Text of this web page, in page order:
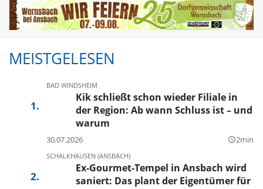
MEISTGELESEN
BAD WINDSHEIM
Kik schließt schon wieder Filiale in
der Region: Ab wann Schluss ist – und
warum
30.07.2026 query_builder2min
SCHALKHAUSEN (ANSBACH)
Ex-Gourmet-Tempel in Ansbach wird
saniert: Das plant der Eigentümer für